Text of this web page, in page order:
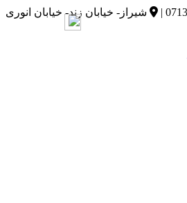
|
شیراز- خیابان زند- خیابان انوری